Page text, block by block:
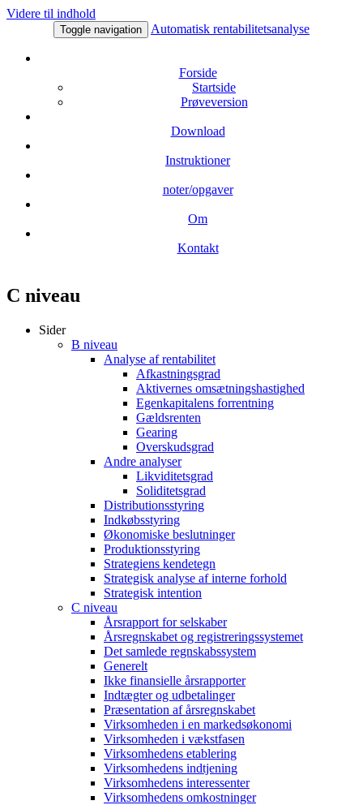
Videre til indhold
Toggle navigation Automatisk rentabilitetsanalyse
Forside
Startside
Prøveversion
Download
Instruktioner
noter/opgaver
Om
Kontakt
C niveau
Sider
B niveau
Analyse af rentabilitet
Afkastningsgrad
Aktivernes omsætningshastighed
Egenkapitalens forrentning
Gældsrenten
Gearing
Overskudsgrad
Andre analyser
Likviditetsgrad
Soliditetsgrad
Distributionsstyring
Indkøbsstyring
Økonomiske beslutninger
Produktionsstyring
Strategiens kendetegn
Strategisk analyse af interne forhold
Strategisk intention
C niveau
Årsrapport for selskaber
Årsregnskabet og registreringssystemet
Det samlede regnskabssystem
Generelt
Ikke finansielle årsrapporter
Indtægter og udbetalinger
Præsentation af årsregnskabet
Virksomheden i en markedsøkonomi
Virksomheden i vækstfasen
Virksomhedens etablering
Virksomhedens indtjening
Virksomhedens interessenter
Virksomhedens omkostninger